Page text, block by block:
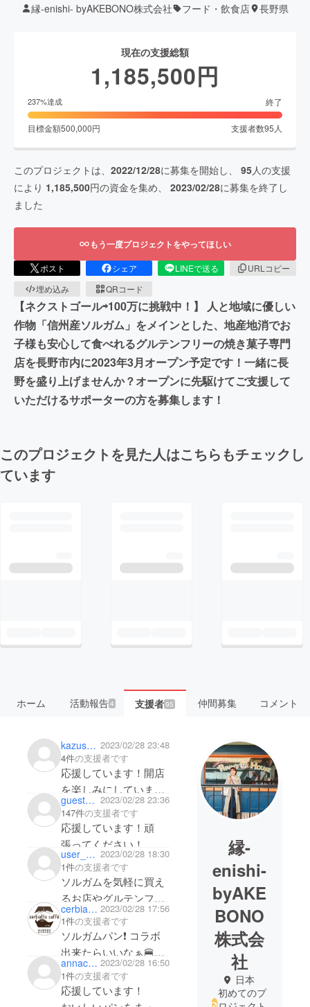
縁-enishi- byAKEBONO株式会社 フード・飲食店 長野県
現在の支援総額
1,185,500円
237%達成 終了
目標金額500,000円 支援者数95 人
このプロジェクトは、 2022/12/28に募集を開始し、 95人の支援
により 1,185,500円の資金を集め、 2023/02/28に募集を終了し
ました
もう一度プロジェクトをやってほしい
ポスト シェア LINEで送る
URLコピー
埋め込み
QRコード
【ネクストゴール⇨100万に挑戦中！】 人と地域に優しい
作物「信州産ソルガム」をメインとした、地産地消でお
子様も安心して食べれるグルテンフリーの焼き菓子専門
店を長野市内に2023年3月オープン予定です！一緒に長
野を盛り上げませんか？オープンに先駆けてご支援して
いただけるサポーターの方を募集します！
このプロジェクトを見た人はこちらもチェックし
ています
ホーム 活動報告4 支援者95 仲間募集 コメント
kazushi33 2023/02/28 23:48
4件の支援者です
応援しています！開店
を楽しみにしていま
す！！guest9495b0022434 2023/02/28 23:36
147件の支援者です
応援しています！頑
張ってください！
user_780d43dc4dd4 2023/02/28 18:30
1件の支援者です
ソルガムを気軽に買え
るお店やグルテンフ
リーのパンやお菓子
が、もっと身近にあっ
たら良いなぁ〜と思っ
ていたので、オープン
が楽しみです‼︎応援し
ています‼︎
cerbiattocaffe 2023/02/28 17:56
1件の支援者です
ソルガムパン❗ コラボ
出来たらいいなぁ🍔
応援しています！頑
張ってください！
annacona 2023/02/28 16:50
1件の支援者です
応援しています！
縁-
enishi-
byAKE
BONO
株式会
社
日本
初めてのプ